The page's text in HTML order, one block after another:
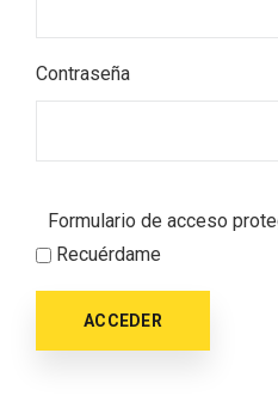
Contraseña
Formulario de acceso
Recuérdame
ACCEDER
Semana Santa en la
2026